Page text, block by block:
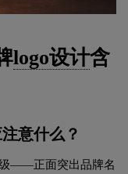
logo设计含
意什么？
——正面突出品牌名